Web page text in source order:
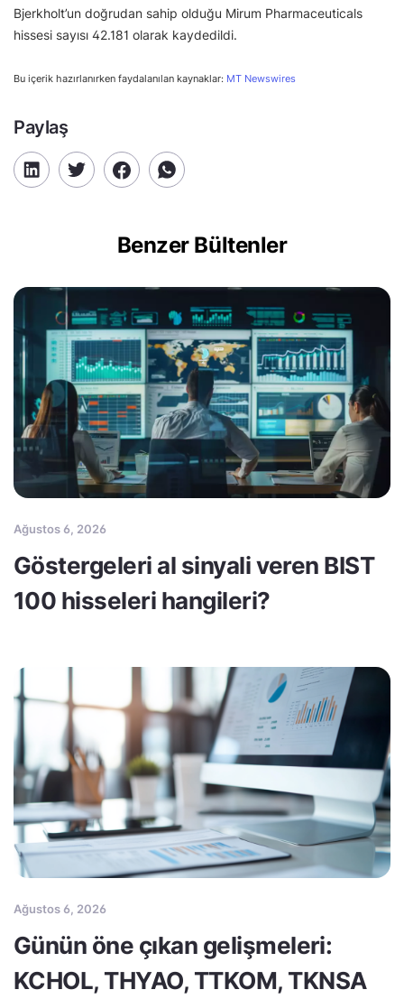
Bjerkholt’un doğrudan sahip olduğu Mirum Pharmaceuticals
hissesi sayısı 42.181 olarak kaydedildi.
Bu içerik hazırlanırken faydalanılan kaynaklar: MT Newswires
Paylaş
Benzer Bültenler
Ağustos 6, 2026
Göstergeleri al sinyali veren BIST
100 hisseleri hangileri?
Ağustos 6, 2026
Günün öne çıkan gelişmeleri:
KCHOL, THYAO, TTKOM, TKNSA